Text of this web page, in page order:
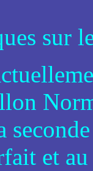
sur
et